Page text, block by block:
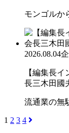
モンゴルか
2026.08.04
【編集長
長三木田國
流通業の無
1 2 3 4